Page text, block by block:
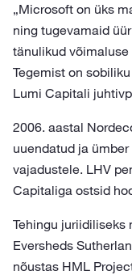
„Microsoft on üks
ning tugevamaid
tänulikud
Tegemist on
Lumi Capitali
2006. aastal
uuendatud ja
vajadustele. LHV
Capitaliga ostsid
Tehingu juriidiliseks
Eversheds
nõustas HML